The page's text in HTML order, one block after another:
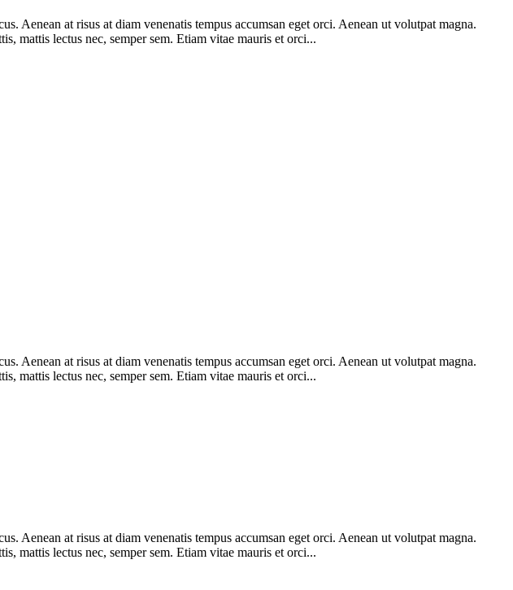
Aenean at risus at diam venenatis tempus accumsan eget orci. Aenean ut volutpat magna.
mattis lectus nec, semper sem. Etiam vitae mauris et orci...
Aenean at risus at diam venenatis tempus accumsan eget orci. Aenean ut volutpat magna.
mattis lectus nec, semper sem. Etiam vitae mauris et orci...
Aenean at risus at diam venenatis tempus accumsan eget orci. Aenean ut volutpat magna.
mattis lectus nec, semper sem. Etiam vitae mauris et orci...